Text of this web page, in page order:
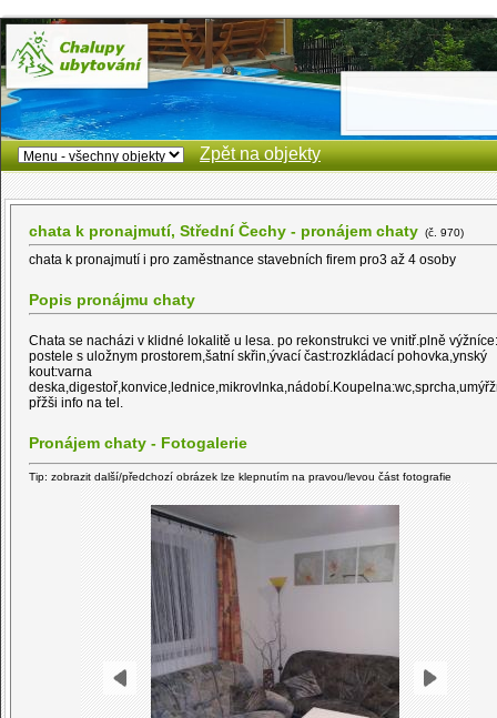
Zpět na objekty
chata k pronajmutí, Střední Čechy - pronájem chaty (č. 970)
chata k pronajmutí i pro zaměstnance stavebních firem pro3 až 4 osoby
Popis pronájmu chaty
Chata se nacházi v klidné lokalitě u lesa. po rekonstrukci ve vnitř.plně
postele s uložnym prostorem,šatní skřin,ývací čast:rozkládací pohovka,ynský
kout:varna
přžši info na tel.
Pronájem chaty - Fotogalerie
Tip: zobrazit další/předchozí obrázek lze klepnutím na pravou/levou část fotografie